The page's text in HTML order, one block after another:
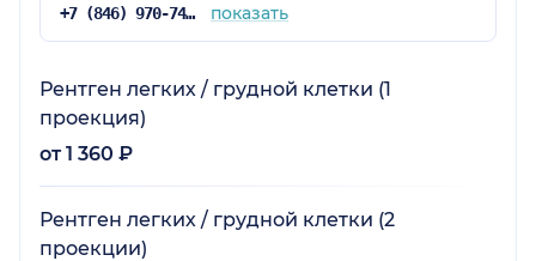
+7 (846) 970-74-29 показать
Рентген легких / грудной клетки (1
проекция)
от 1 360 ₽
Рентген легких / грудной клетки (2
проекции)